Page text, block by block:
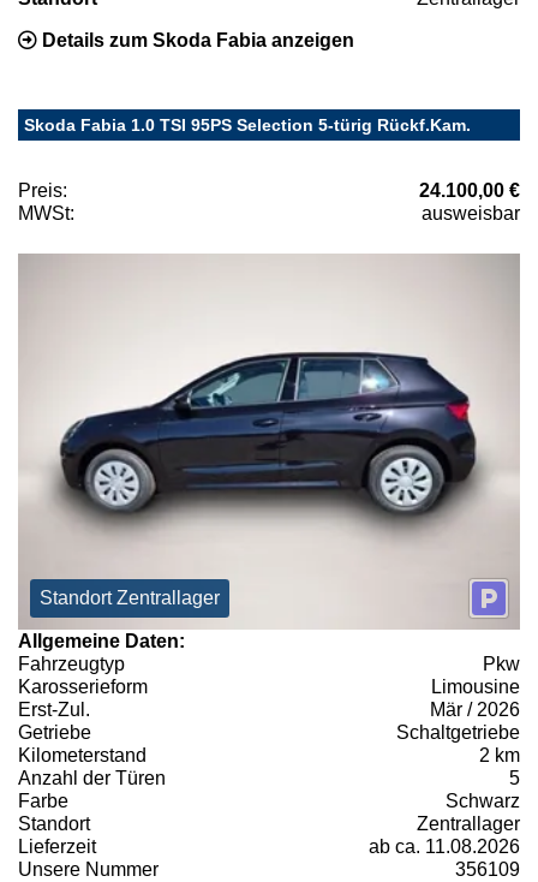
Details zum Skoda Fabia anzeigen
Skoda Fabia 1.0 TSI 95PS Selection 5-türig Rückf.Kam.
Preis:
24.100,00 €
MWSt:
ausweisbar
Standort Zentrallager
Allgemeine Daten:
Fahrzeugtyp
Pkw
Karosserieform
Limousine
Erst-Zul.
Mär / 2026
Getriebe
Schaltgetriebe
Kilometerstand
2 km
Anzahl der Türen
5
Farbe
Schwarz
Standort
Zentrallager
Lieferzeit
ab ca. 11.08.2026
Unsere Nummer
356109